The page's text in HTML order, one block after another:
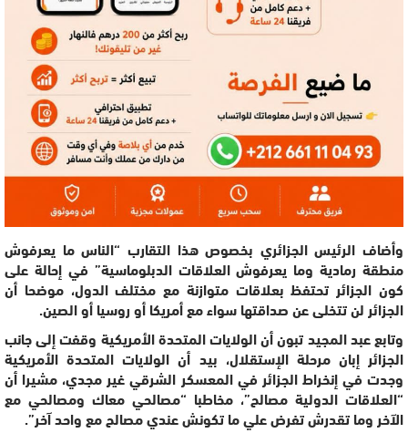
وأضاف الرئيس الجزائري بخصوص هذا التقارب “الناس ما يعرفوش
منطقة رمادية وما يعرفوش العلاقات الدبلوماسية” في إحالة على
كون الجزائر تحتفظ بعلاقات متوازنة مع مختلف الدول، موضحا أن
الجزائر لن تتخلى عن صداقتها سواء مع أمريكا أو روسيا أو الصين.
وتابع عبد المجيد تبون أن الولايات المتحدة الأمريكية وقفت إلى جانب
الجزائر إبان مرحلة الإستقلال، بيد أن الولايات المتحدة الأمريكية
وجدت في إنخراط الجزائر في المعسكر الشرقي غير مجدي، مشيرا أن
“العلاقات الدولية مصالح”، مخاطبا “مصالحي معاك ومصالحي مع
الآخر وما تقدرش تفرض علي ما تكونش عندي مصالح مع واحد آخر”.